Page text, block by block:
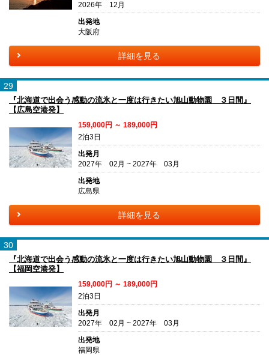
2026年 12月
出発地
大阪府
詳細を見る
29
『北海道で出会う感動の流氷と一度は行きたい旭山動物園 ３日間』
【広島空港発】
159,000円 ～ 189,000円
2泊3日
出発月
2027年 02月 ~ 2027年 03月
出発地
広島県
詳細を見る
30
『北海道で出会う感動の流氷と一度は行きたい旭山動物園 ３日間』
【福岡空港発】
159,000円 ～ 189,000円
2泊3日
出発月
2027年 02月 ~ 2027年 03月
出発地
福岡県